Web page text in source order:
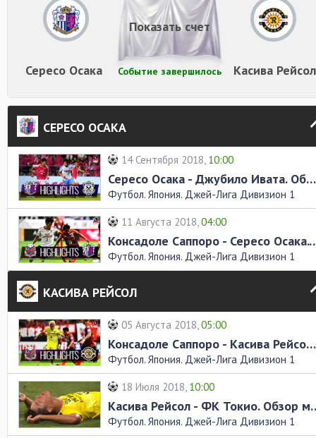
Сересо Осака Касива Рейсол
Событие завершилось
Показать счет
СЕРЕСО ОСАКА
14 Сентября 2018, 10:00
Сересо Осака - Джубило Ивата. Обзор матча
Футбол. Япония. Джей-Лига Дивизион 1
11 Августа 2018,04:00
Консадоле Саппоро -
Футбол. Япония. Джей-Лига Дивизион 1
КАСИВА РЕЙСОЛ
05 Августа 2018,05:00
Консадоле Саппоро - Касива Рейсол. Обзор матча
Футбол. Япония. Джей-Лига Дивизион 1
18 Июля 2018, 10:00
Касива
Футбол. Япония. Джей-Лига Дивизион 1